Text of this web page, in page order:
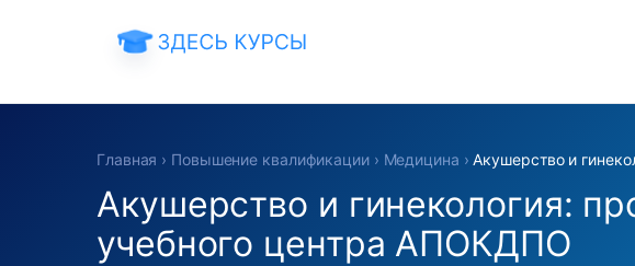
Главная › Повышение квалификации› Медицина ›Акушерство и
Акушерство и гинекология:
учебного центра АПОКДПО